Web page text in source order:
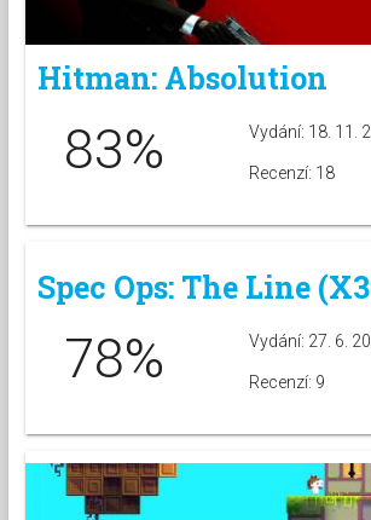
Hitman: Absolution
83% Vydání: 18. 11.
Recenzí: 18
Spec Ops: The Line
78% Vydání: 27. 6.
Recenzí: 9